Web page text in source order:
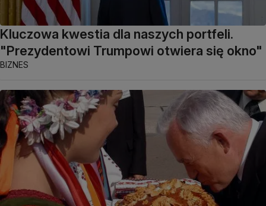
Kluczowa kwestia dla naszych portfeli.
"Prezydentowi Trumpowi otwiera się okno"
BIZNES